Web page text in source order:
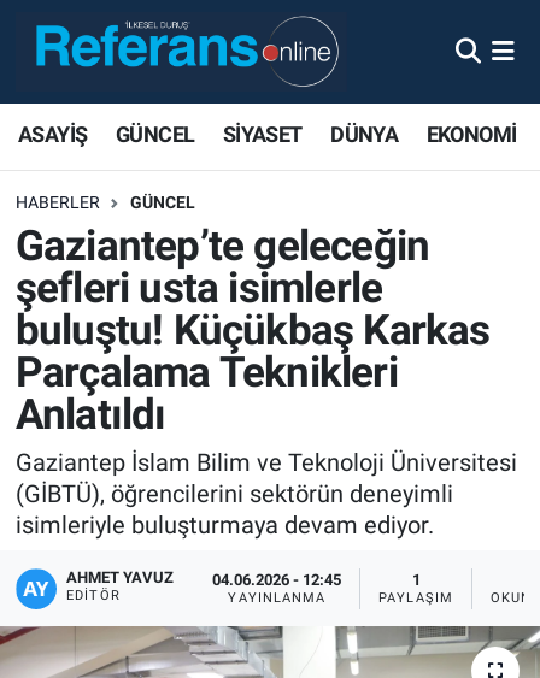
ASAYİŞ GÜNCEL SİYASET DÜNYA EKONOMİ
HABERLER GÜNCEL
Gaziantep’te geleceğin
şefleri usta isimlerle
buluştu! Küçükbaş Karkas
Parçalama Teknikleri
Anlatıldı
Gaziantep İslam Bilim ve Teknoloji Üniversitesi
(GİBTÜ), öğrencilerini sektörün deneyimli
isimleriyle buluşturmaya devam ediyor.
AHMET YAVUZ
EDITÖR
04.06.2026 - 12:45
YAYINLANMA
1
PAYLAŞIM